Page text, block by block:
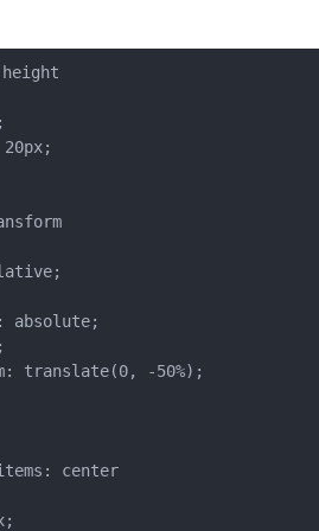
absolute;
translate(0, -50%);
center